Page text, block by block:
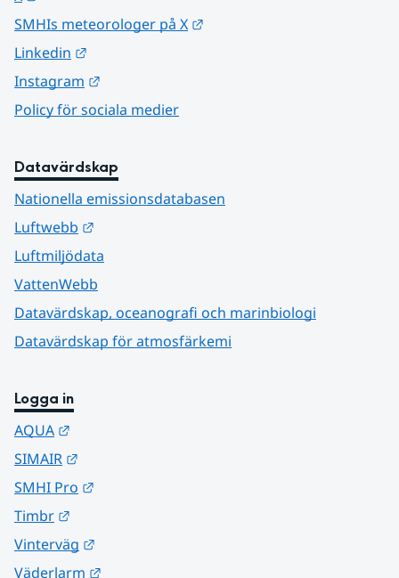
SMHIs meteorologer på X
Linkedin
Instagram
Policy för sociala medier
Datavärdskap
Nationella emissionsdatabasen
Luftwebb
Luftmiljödata
VattenWebb
Datavärdskap, oceanografi och marinbiologi
Datavärdskap för atmosfärkemi
Logga in
AQUA
SIMAIR
SMHI Pro
Timbr
Vinterväg
Väderlarm